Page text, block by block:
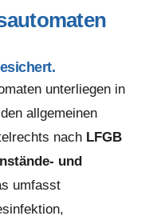
unterliegen in
allgemeinen
nach LFGB
und
umfasst